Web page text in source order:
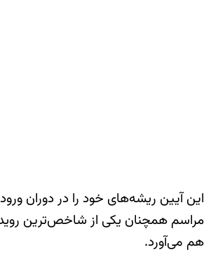
این آیین ریشه‌های خود را در دوران
مراسم همچنان یکی از شاخص‌ترین
هم می‌آورد.